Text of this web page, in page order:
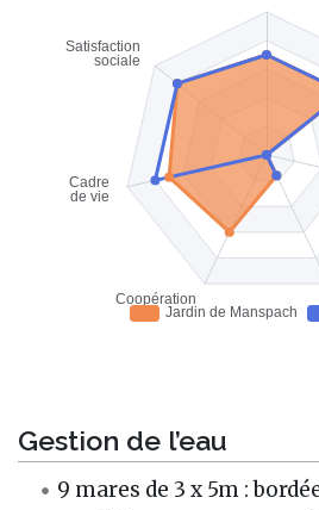
Gestion de l’eau
9 mares de 3 x 5m :